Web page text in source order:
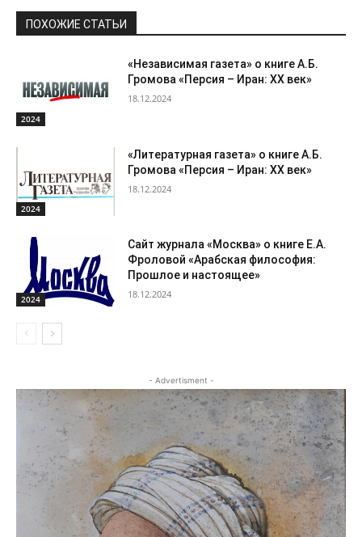
ПОХОЖИЕ СТАТЬИ
2024
«Независимая газета» о книге А.Б.
Громова «Персия – Иран: ХХ век»
18.12.2024
2024
«Литературная газета» о книге А.Б.
Громова «Персия – Иран: ХХ век»
18.12.2024
2024
Сайт журнала «Москва» о книге Е.А.
Фроловой «Арабская философия:
Прошлое и настоящее»
18.12.2024
- Advertisment -